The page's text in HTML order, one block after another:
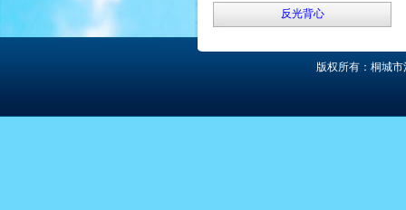
反光背心
版权所有：桐城